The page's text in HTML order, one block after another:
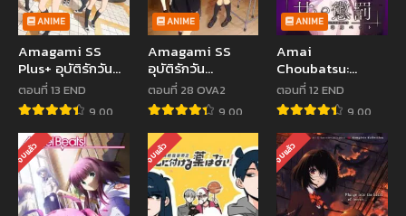
ANIME
Amagami SS
Plus+ อุบัติรักวัน
คริสต์มาส ภาค2
ตอนที่ 13 END
9.00
ANIME
Amagami SS
อุบัติรักวัน
คริสต์มาส ภาค1
ตอนที่ 1-26 พากย์
ไทย
ตอนที่ 28 OVA2
9.00
ANIME
Amai
Choubatsu:
Watashi wa
Kanshu Senyou
Pet
ตอนที่ 12 END
9.00
จบแล้ว จบแล้ว จบแล้ว